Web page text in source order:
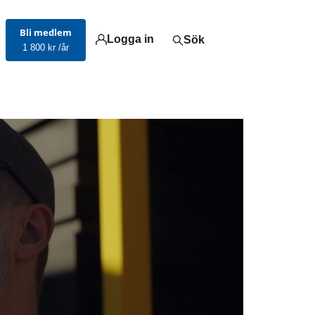
Bli medlem
1 800 kr /år
Logga in Sök